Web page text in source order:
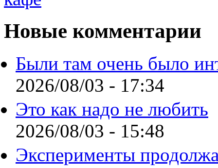
Новые комментарии
Были там очень было
2026/08/03 - 17:34
Это как надо не любить
2026/08/03 - 15:48
Эксперименты